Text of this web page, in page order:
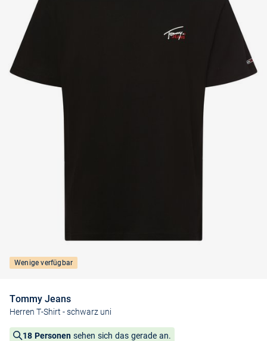
Wenige verfügbar
Tommy Jeans
Herren T-Shirt - schwarz uni
18 Personen sehen sich das gerade an.